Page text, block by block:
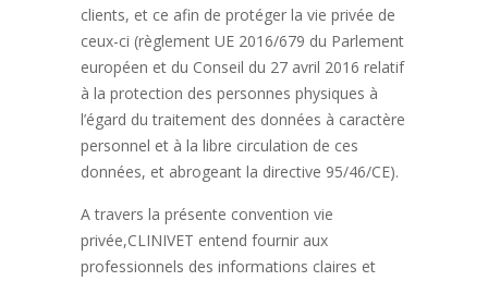
clients, et ce afin de protéger la vie privée de
ceux-ci (règlement UE 2016/679 du Parlement
européen et du Conseil du 27 avril 2016 relatif
à la protection des personnes physiques à
l’égard du traitement des données à caractère
personnel et à la libre circulation de ces
données, et abrogeant la directive 95/46/CE).
A travers la présente convention vie
privée,CLINIVET entend fournir aux
professionnels des informations claires et